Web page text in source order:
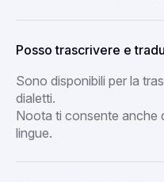
Posso trascrivere e
Sono disponibili per la
dialetti.
Noota ti consente anche
lingue.